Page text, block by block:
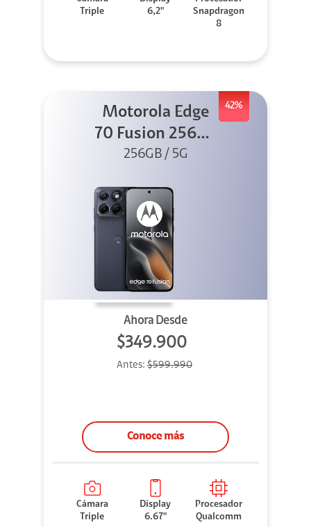
Triple
6,2"
Snapdragon
8
42%
Motorola Edge
70 Fusion 256GB
Azul
256GB / 5G
Ahora Desde
$349.900
Antes: $599.990
Conoce más
Cámara
Triple
Display
6.67"
Procesador
Qualcomm